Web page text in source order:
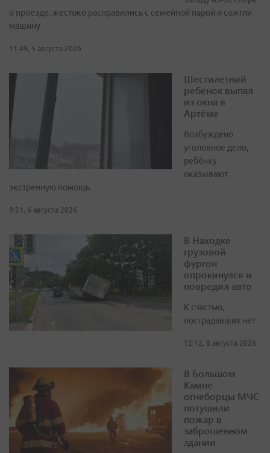
о проезде, жестоко расправились с семейной парой и сожгли
машину
11:49, 5 августа 2026
Шестилетний
ребенок выпал
из окна в
Артёме
Возбуждено
уголовное дело,
ребёнку
оказывают
экстренную помощь
9:21, 6 августа 2026
В Находке
грузовой
фургон
опрокинулся и
повредил авто
К счастью,
пострадавших нет
12:12, 6 августа 2026
В Большом
Камне
огнеборцы МЧС
потушили
пожар в
заброшенном
здании